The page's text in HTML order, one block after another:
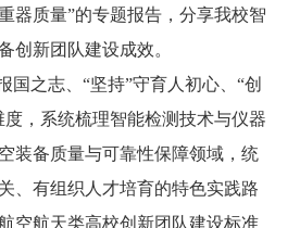
器质量”的专题报告，分享我校智
创新团队建设成效。
国之志、“坚持”守育人初心、“创
度，系统梳理智能检测技术与仪器
装备质量与可靠性保障领域，统
、有组织人才培育的特色实践路
空航天类高校创新团队建设标准